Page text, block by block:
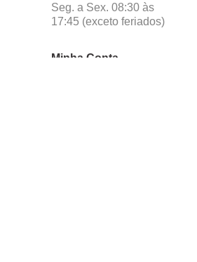
Seg. a Sex. 08:30 às
17:45 (exceto feriados)
Minha Conta